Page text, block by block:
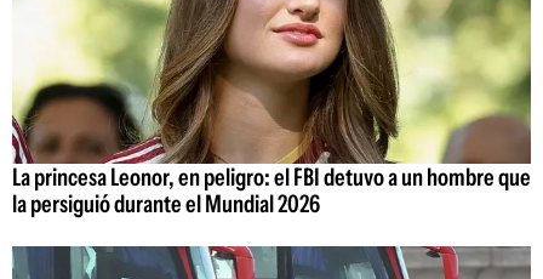
La princesa Leonor, en peligro: el FBI detuvo a un hombre que
la persiguió durante el Mundial 2026